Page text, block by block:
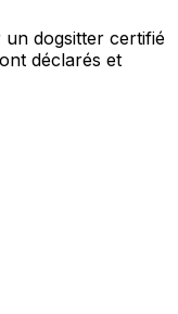
dogsitter certifié
déclarés et